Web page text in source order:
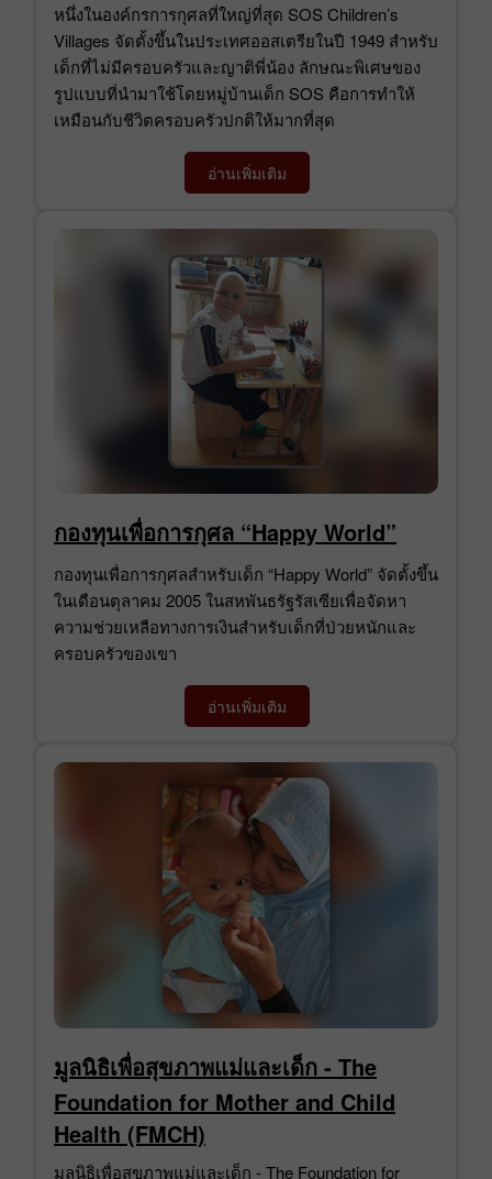
หนึ่งในองค์กรการกุศลที่ใหญ่ที่สุด SOS Children’s
Villages จัดตั้งขึ้นในประเทศออสเตรียในปี 1949 สำหรับ
เด็กที่ไม่มีครอบครัวและญาติพี่น้อง ลักษณะพิเศษของ
รูปแบบที่นำมาใช้โดยหมู่บ้านเด็ก SOS คือการทำให้
เหมือนกับชีวิตครอบครัวปกติให้มากที่สุด
อ่านเพิ่มเติม
กองทุนเพื่อการกุศล “Happy World”
กองทุนเพื่อการกุศลสำหรับเด็ก “Happy World” จัดตั้งขึ้น
ในเดือนตุลาคม 2005 ในสหพันธรัฐรัสเซียเพื่อจัดหา
ความช่วยเหลือทางการเงินสำหรับเด็กที่ป่วยหนักและ
ครอบครัวของเขา
อ่านเพิ่มเติม
มูลนิธิเพื่อสุขภาพแม่และเด็ก - The
Foundation for Mother and Child
Health (FMCH)
มูลนิธิเพื่อสุขภาพแม่และเด็ก - The Foundation for